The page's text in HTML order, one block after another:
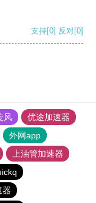
支持[0] 反对[0]
风
优途加速器
外网app
上油管加速器
器